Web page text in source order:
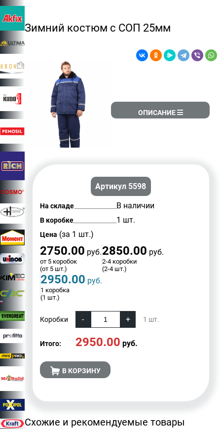
Зимний костюм с СОП 25мм
ОПИСАНИЕ
Артикул 5598
На складе В наличии
В коробке 1 шт.
Цена (за 1 шт.)
2750.00 руб.
от 5 коробок
(от 5 шт.)
2850.00 руб.
2-4 коробки
(2-4 шт.)
2950.00 руб.
1 коробка
(1 шт.)
Коробки 1 шт.
Итого: 2950.00 руб.
В КОРЗИНУ
Схожие и рекомендуемые товары